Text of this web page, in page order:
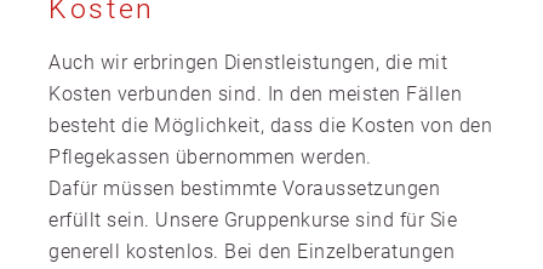
Kosten
Auch wir erbringen Dienstleistungen, die mit
Kosten verbunden sind. In den meisten Fällen
besteht die Möglichkeit, dass die Kosten von den
Pflegekassen übernommen werden.
Dafür müssen bestimmte Voraussetzungen
erfüllt sein. Unsere Gruppenkurse sind für Sie
generell kostenlos. Bei den Einzelberatungen